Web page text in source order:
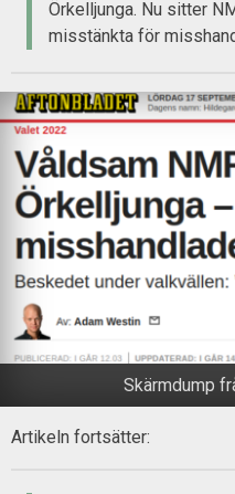
Örkelljunga. Nu sitter
misstänkta för
Skärmdump
Artikeln fortsätter: